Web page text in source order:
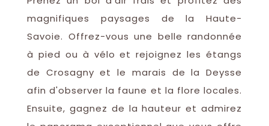
magnifiques paysages de la Haute-
Savoie. Offrez-vous une belle randonnée
à pied ou à vélo et rejoignez les étangs
de Crosagny et le marais de la Deysse
afin d'observer la faune et la flore locales.
Ensuite, gagnez de la hauteur et admirez